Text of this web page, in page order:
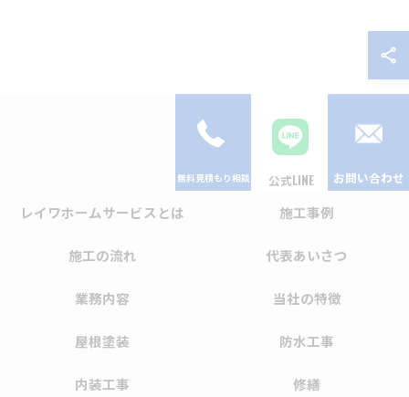
公式LINE お問い合わせ
レイワホームサービスとは 施工事例
施工の流れ 代表あいさつ
業務内容 当社の特徴
屋根塗装 防水工事
内装工事 修繕